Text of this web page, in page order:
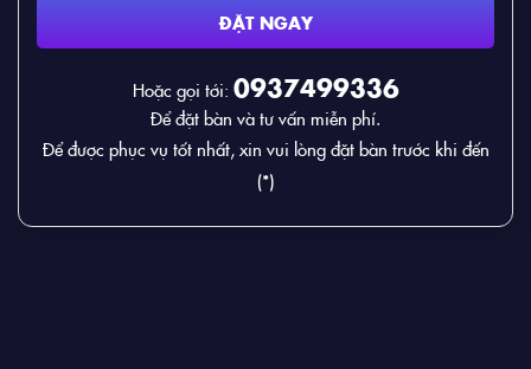
ĐẶT NGAY
Hoặc gọi tới: 0937499336
Để đặt bàn và tư vấn miễn phí.
Để được phục vụ tốt nhất, xin vui lòng đặt bàn trước khi đến
(*)